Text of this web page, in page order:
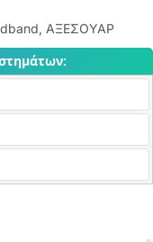
, ΑΞΕΣΟΥΑΡ